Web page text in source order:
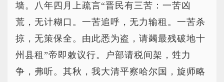
墙。八年四月上疏言“晋民有三苦：一苦凶
荒，无计糊口。一苦追呼，无力输租。一苦杀
掠，无策保全。由此悉为盗，请蠲最残破地十
州县租”帝即敕议行。户部请税间架，甡力
争，弗听。其秋，我大清平察哈尔国，旋师略